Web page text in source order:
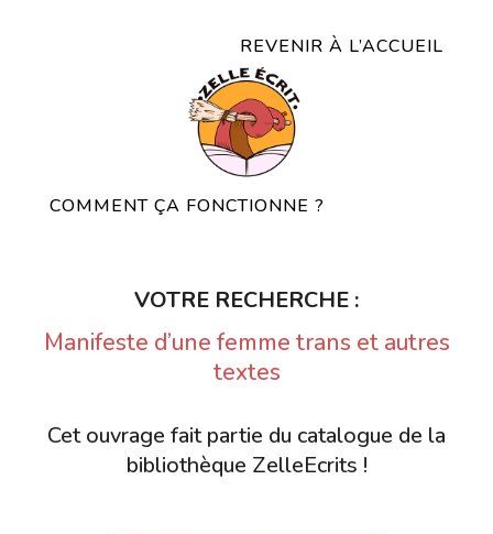
REVENIR À L’ACCUEIL
COMMENT ÇA FONCTIONNE ?
VOTRE RECHERCHE :
Manifeste d’une femme trans et autres
textes
Cet ouvrage fait partie du catalogue de la
bibliothèque ZelleEcrits !